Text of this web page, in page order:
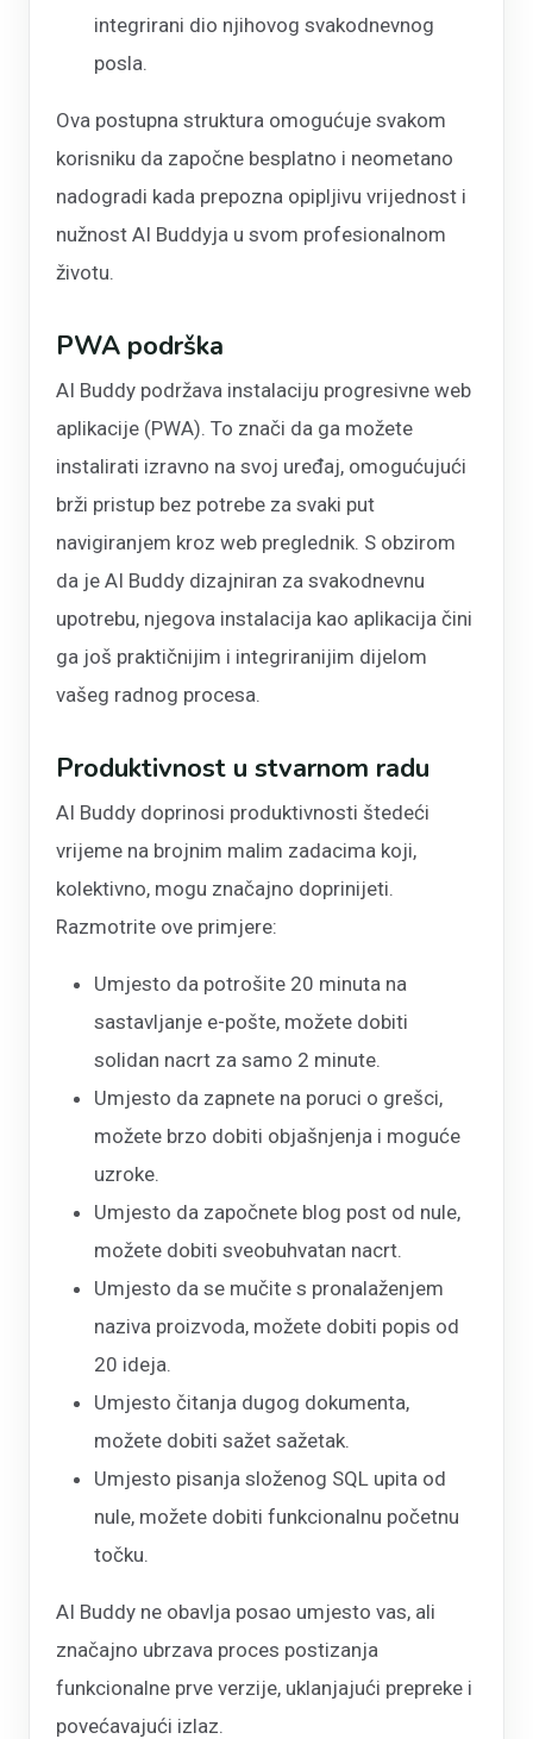
integrirani dio njihovog svakodnevnog
posla.
Ova postupna struktura omogućuje svakom
korisniku da započne besplatno i neometano
nadogradi kada prepozna opipljivu vrijednost i
nužnost AI Buddyja u svom profesionalnom
životu.
PWA podrška
AI Buddy podržava instalaciju progresivne web
aplikacije (PWA). To znači da ga možete
instalirati izravno na svoj uređaj, omogućujući
brži pristup bez potrebe za svaki put
navigiranjem kroz web preglednik. S obzirom
da je AI Buddy dizajniran za svakodnevnu
upotrebu, njegova instalacija kao aplikacija čini
ga još praktičnijim i integriranijim dijelom
vašeg radnog procesa.
Produktivnost u stvarnom radu
AI Buddy doprinosi produktivnosti štedeći
vrijeme na brojnim malim zadacima koji,
kolektivno, mogu značajno doprinijeti.
Razmotrite ove primjere:
Umjesto da potrošite 20 minuta na
sastavljanje e-pošte, možete dobiti
solidan nacrt za samo 2 minute.
Umjesto da zapnete na poruci o grešci,
možete brzo dobiti objašnjenja i moguće
uzroke.
Umjesto da započnete blog post od nule,
možete dobiti sveobuhvatan nacrt.
Umjesto da se mučite s pronalaženjem
naziva proizvoda, možete dobiti popis od
20 ideja.
Umjesto čitanja dugog dokumenta,
možete dobiti sažet sažetak.
Umjesto pisanja složenog SQL upita od
nule, možete dobiti funkcionalnu početnu
točku.
AI Buddy ne obavlja posao umjesto vas, ali
značajno ubrzava proces postizanja
funkcionalne prve verzije, uklanjajući prepreke i
povećavajući izlaz.